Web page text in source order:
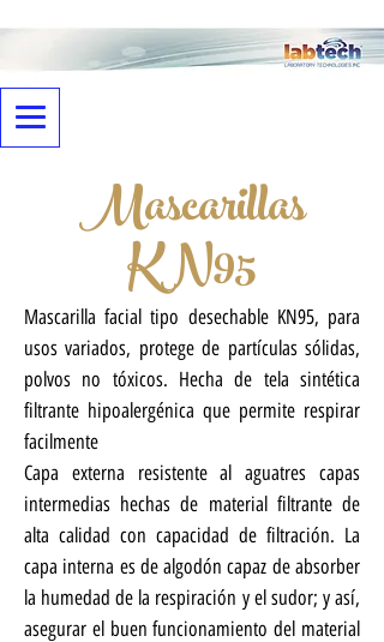
Mascarillas
KN95
Mascarilla facial tipo desechable KN95, para
usos variados, protege de partículas sólidas,
polvos no tóxicos. Hecha de tela sintética
filtrante hipoalergénica que permite respirar
facilmente
Capa externa resistente al aguatres capas
intermedias hechas de material filtrante de
alta calidad con capacidad de filtración. La
capa interna es de algodón capaz de absorber
la humedad de la respiración y el sudor; y así,
asegurar el buen funcionamiento del material